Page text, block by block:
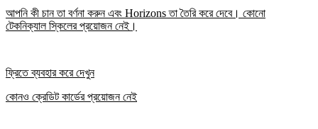
আপনি কী চান তা বর্ণনা করুন এবং Horizons তা তৈরি করে দেবে। কোনো
টেকনিক্যাল স্কিলের প্রয়োজন নেই।
ফ্রিতে ব্যবহার করে দেখুন
কোনও ক্রেডিট কার্ডের প্রয়োজন নেই